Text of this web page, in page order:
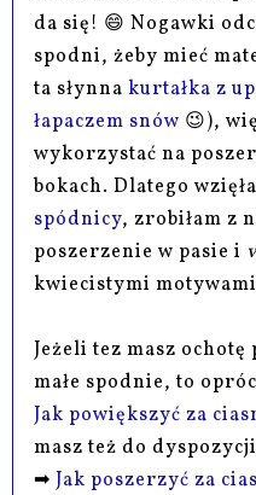
da się! 😄 Nogawki
spodni, żeby mieć
ta słynnakurtałka z
łapaczem snów 😉),
wykorzystać na
bokach. Dlatego
spódnicy, zrobiłam z
poszerzenie w pasie i
kwiecistymi
Jeżeli tez masz
małe spodnie, to
Jak powiększyć za
masz też do
➡Jak poszerzyć za